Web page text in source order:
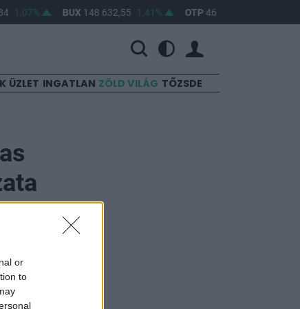
or
to
1,07% BUX148 632,55 1,41% OTP 46 890
ÜZLET INGATLAN ZÖLD VILÁG TŐZSDE
nevű,